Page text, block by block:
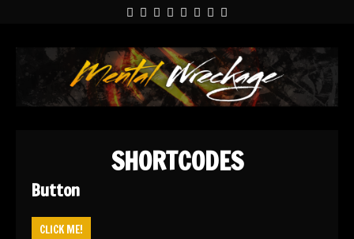
SHORTCODES
Button
CLICK ME!